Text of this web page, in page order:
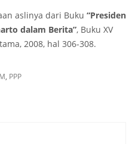
aslinya dari Buku “Presiden
dalam Berita”, Buku XV
2008, hal 306-308.
, PPP